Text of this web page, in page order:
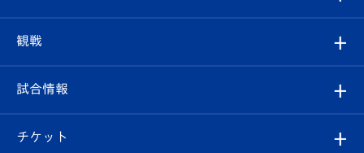
クラブ
試合情報
クラブ概要
観戦
観戦ルール
試合情報
試合日程/結果
チケット